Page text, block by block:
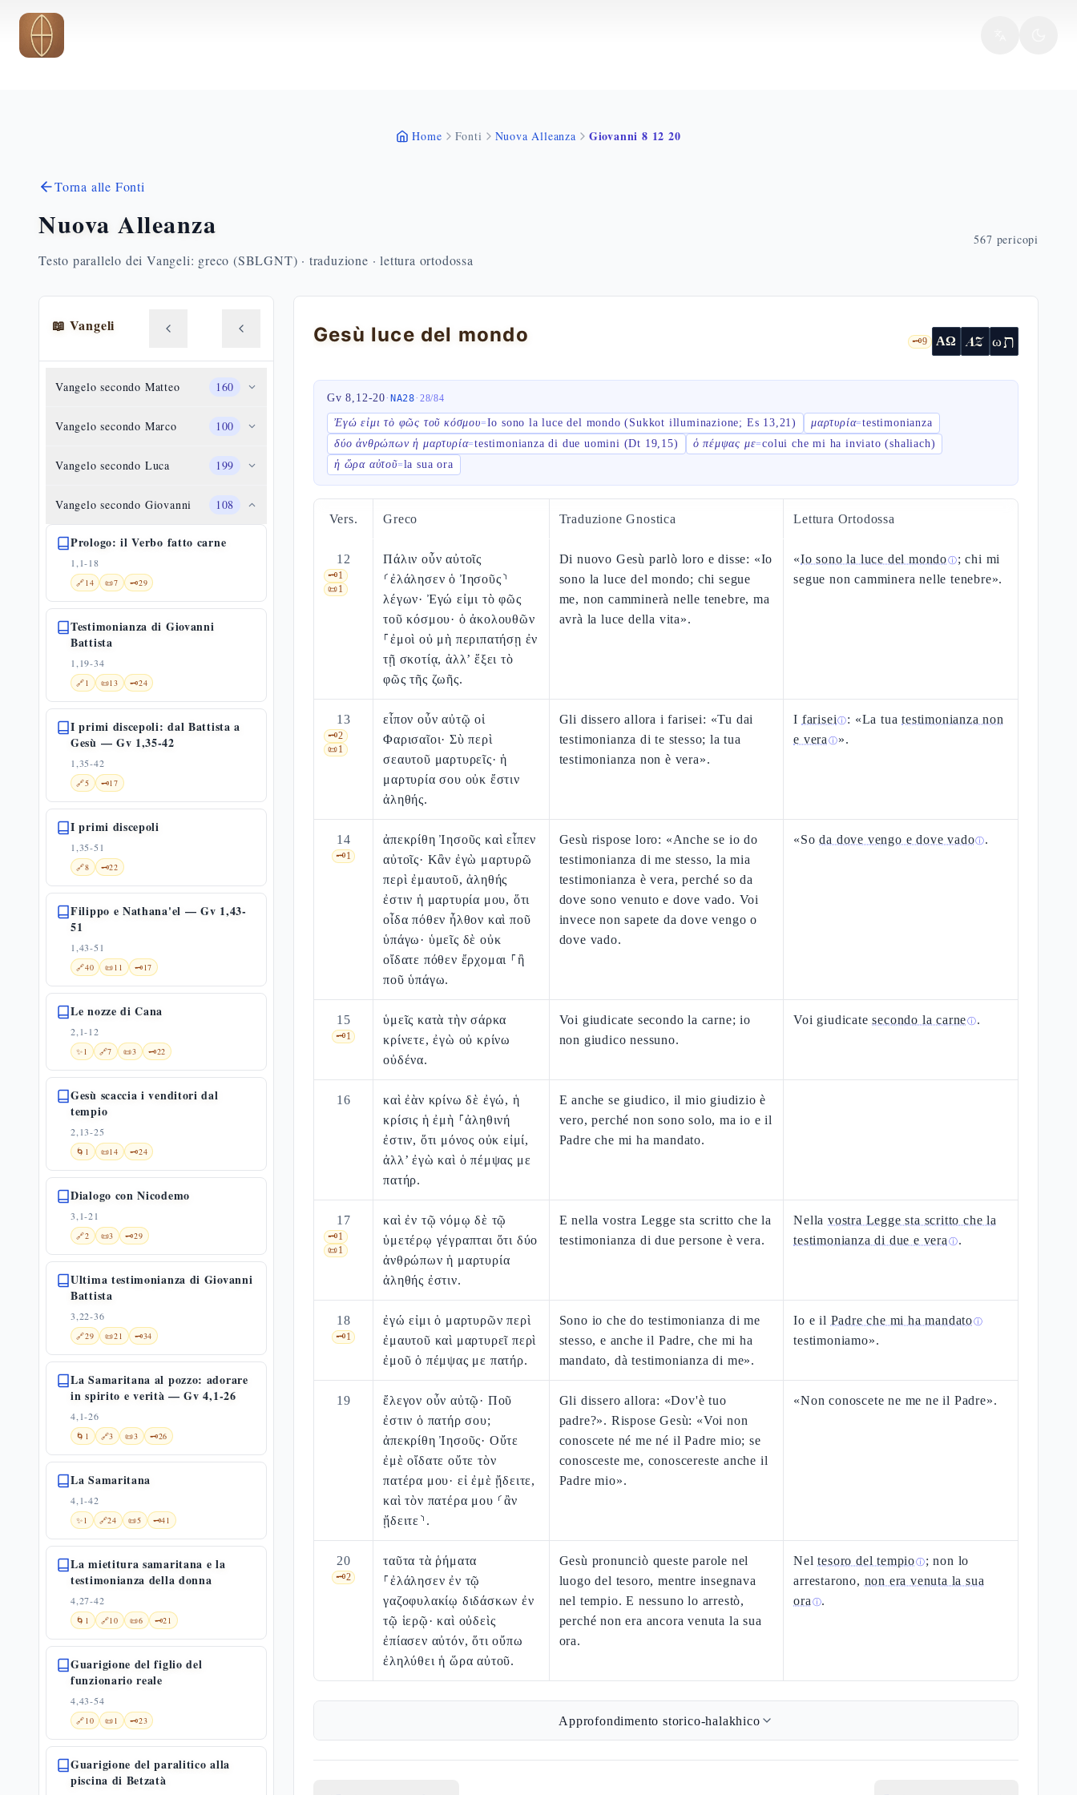
Vai al contenuto principale
Home Fonti Nuova Alleanza Giovanni 8 12 20
Torna alle Fonti
Nuova Alleanza
Testo parallelo dei Vangeli: greco (SBLGNT) · traduzione · lettura ortodossa
567 pericopi
📖 Vangeli
Vangelo secondo Matteo 160
Vangelo secondo Marco 100
Vangelo secondo Luca 199
Vangelo secondo Giovanni 108
Prologo: il Verbo fatto carne
1,1-18
🔗14 📜7 🗝️29
Testimonianza di Giovanni
Battista
1,19-34
🔗1 📜13 🗝️24
I primi discepoli: dal Battista a
Gesù — Gv 1,35-42
1,35-42
🔗5 🗝️17
I primi discepoli
1,35-51
🔗8 🗝️22
Filippo e Nathana'el — Gv 1,43-
51
1,43-51
🔗40 📜11 🗝️17
Le nozze di Cana
2,1-12
✨1 🔗7 📜3 🗝️22
Gesù scaccia i venditori dal
tempio
2,13-25
🌀 1 📜14 🗝️24
Dialogo con Nicodemo
3,1-21
🔗2 📜3 🗝️29
Ultima testimonianza di Giovanni
Battista
3,22-36
🔗29 📜21 🗝️34
La Samaritana al pozzo: adorare
in spirito e verità — Gv 4,1-26
4,1-26
🌀 1 🔗3 📜3 🗝️26
La Samaritana
4,1-42
✨1 🔗24 📜5 🗝️41
La mietitura samaritana e la
testimonianza della donna
4,27-42
🌀 1 🔗10 📜6 🗝️21
Guarigione del figlio del
funzionario reale
4,43-54
🔗10 📜1 🗝️23
Guarigione del paralitico alla
piscina di Betzatà
Gesù luce del mondo 🗝️9 ΑΩ AZ ωת
Gv 8,12-20· NA28· 28/84
Ἐγώ εἰμι τὸ φῶς τοῦ κόσμου=Io sono la luce del mondo (Sukkot illuminazione; Es 13,21) μαρτυρία=testimonianza
δύο ἀνθρώπων ἡ μαρτυρία=testimonianza di due uomini (Dt 19,15) ὁ πέμψας με=colui che mi ha inviato (shaliach)
ἡ ὥρα αὐτοῦ=la sua ora
Vers. Greco Traduzione Gnostica Lettura Ortodossa
12
🗝️1
📜1
Πάλιν οὖν αὐτοῖς
⸂ἐλάλησεν ὁ Ἰησοῦς⸃
λέγων· Ἐγώ εἰμι τὸ φῶς
τοῦ κόσμου· ὁ ἀκολουθῶν
⸀ἐμοὶ οὐ μὴ περιπατήσῃ ἐν
τῇ σκοτίᾳ, ἀλλ’ ἕξει τὸ
φῶς τῆς ζωῆς.
Di nuovo Gesù parlò loro e disse: «Io
sono la luce del mondo; chi segue
me, non camminerà nelle tenebre, ma
avrà la luce della vita».
«Io sono la luce del mondoⓘ; chi mi
segue non camminera nelle tenebre».
13
🗝️2
📜1
εἶπον οὖν αὐτῷ οἱ
Φαρισαῖοι· Σὺ περὶ
σεαυτοῦ μαρτυρεῖς· ἡ
μαρτυρία σου οὐκ ἔστιν
ἀληθής.
Gli dissero allora i farisei: «Tu dai
testimonianza di te stesso; la tua
testimonianza non è vera».
I farisei ⓘ: «La tuatestimonianza non
e vera ⓘ».
14
🗝️1
ἀπεκρίθη Ἰησοῦς καὶ εἶπεν
αὐτοῖς· Κἂν ἐγὼ μαρτυρῶ
περὶ ἐμαυτοῦ, ἀληθής
ἐστιν ἡ μαρτυρία μου, ὅτι
οἶδα πόθεν ἦλθον καὶ ποῦ
ὑπάγω· ὑμεῖς δὲ οὐκ
οἴδατε πόθεν ἔρχομαι ⸀ἢ
ποῦ ὑπάγω.
Gesù rispose loro: «Anche se io do
testimonianza di me stesso, la mia
testimonianza è vera, perché so da
dove sono venuto e dove vado. Voi
invece non sapete da dove vengo o
dove vado.
«Soda dove vengo e dove vadoⓘ.
15
🗝️1
ὑμεῖς κατὰ τὴν σάρκα
κρίνετε, ἐγὼ οὐ κρίνω
οὐδένα.
Voi giudicate secondo la carne; io
non giudico nessuno.
Voi giudicatesecondo la carneⓘ.
16
καὶ ἐὰν κρίνω δὲ ἐγώ, ἡ
κρίσις ἡ ἐμὴ ⸀ἀληθινή
ἐστιν, ὅτι μόνος οὐκ εἰμί,
ἀλλ’ ἐγὼ καὶ ὁ πέμψας με
πατήρ.
E anche se giudico, il mio giudizio è
vero, perché non sono solo, ma io e il
Padre che mi ha mandato.
17
🗝️1
📜1
καὶ ἐν τῷ νόμῳ δὲ τῷ
ὑμετέρῳ γέγραπται ὅτι δύο
ἀνθρώπων ἡ μαρτυρία
ἀληθής ἐστιν.
E nella vostra Legge sta scritto che la
testimonianza di due persone è vera.
Nellavostra Legge sta scritto che la
testimonianza di due e vera ⓘ.
18
🗝️1
ἐγώ εἰμι ὁ μαρτυρῶν περὶ
ἐμαυτοῦ καὶ μαρτυρεῖ περὶ
ἐμοῦ ὁ πέμψας με πατήρ.
Sono io che do testimonianza di me
stesso, e anche il Padre, che mi ha
mandato, dà testimonianza di me».
Io e il Padre che mi ha mandatoⓘ
testimoniamo».
19
ἔλεγον οὖν αὐτῷ· Ποῦ
ἐστιν ὁ πατήρ σου;
ἀπεκρίθη Ἰησοῦς· Οὔτε
ἐμὲ οἴδατε οὔτε τὸν
πατέρα μου· εἰ ἐμὲ ᾔδειτε,
καὶ τὸν πατέρα μου ⸂ἂν
ᾔδειτε⸃.
Gli dissero allora: «Dov'è tuo
padre?». Rispose Gesù: «Voi non
conoscete né me né il Padre mio; se
conosceste me, conoscereste anche il
Padre mio».
«Non conoscete ne me ne il Padre».
20
🗝️2
ταῦτα τὰ ῥήματα
⸀ἐλάλησεν ἐν τῷ
γαζοφυλακίῳ διδάσκων ἐν
τῷ ἱερῷ· καὶ οὐδεὶς
ἐπίασεν αὐτόν, ὅτι οὔπω
ἐληλύθει ἡ ὥρα αὐτοῦ.
Gesù pronunciò queste parole nel
luogo del tesoro, mentre insegnava
nel tempio. E nessuno lo arrestò,
perché non era ancora venuta la sua
ora.
Neltesoro del tempioⓘ; non lo
arrestarono, non era venuta la sua
ora ⓘ.
Approfondimento storico-halakhico